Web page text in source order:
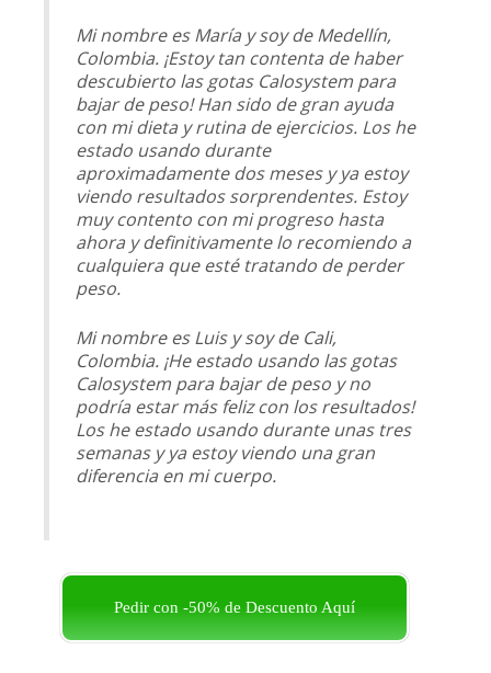
Mi nombre es María y soy de Medellín,
Colombia. ¡Estoy tan contenta de haber
descubierto las gotas Calosystem para
bajar de peso! Han sido de gran ayuda
con mi dieta y rutina de ejercicios. Los he
estado usando durante
aproximadamente dos meses y ya estoy
viendo resultados sorprendentes. Estoy
muy contento con mi progreso hasta
ahora y definitivamente lo recomiendo a
cualquiera que esté tratando de perder
peso.
Mi nombre es Luis y soy de Cali,
Colombia. ¡He estado usando las gotas
Calosystem para bajar de peso y no
podría estar más feliz con los resultados!
Los he estado usando durante unas tres
semanas y ya estoy viendo una gran
diferencia en mi cuerpo.
Pedir con -50% de Descuento Aquí